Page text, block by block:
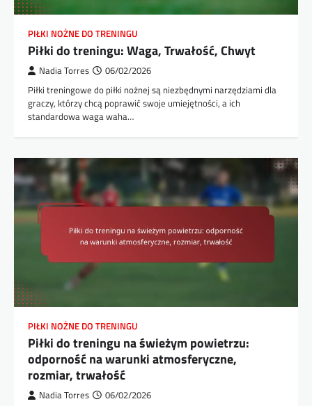
PIŁKI NOŻNE DO TRENINGU
Piłki do treningu: Waga, Trwałość, Chwyt
Nadia Torres 06/02/2026
Piłki treningowe do piłki nożnej są niezbędnymi narzędziami dla
graczy, którzy chcą poprawić swoje umiejętności, a ich
standardowa waga waha…
PIŁKI NOŻNE DO TRENINGU
Piłki do treningu na świeżym powietrzu:
odporność na warunki atmosferyczne,
rozmiar, trwałość
Nadia Torres 06/02/2026